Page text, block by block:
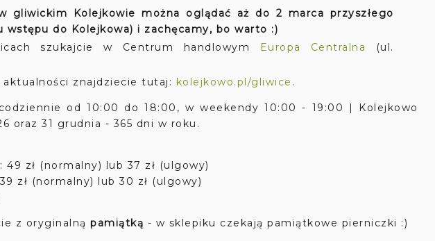
gliwickim Kolejkowie można oglądać aż do 2 marca przyszłego
do Kolejkowa) i zachęcamy, bo warto :)
szukajcie w Centrum handlowym
Europa Centralna
(ul.
znajdziecie tutaj: kolejkowo.pl/gliwice .
od 10:00 do 18:00, w weekendy 10:00 - 19:00 | Kolejkowo
oraz 31 grudnia - 365 dni w roku.
zł (normalny) lub 37 zł (ulgowy)
zł (normalny) lub 30 zł (ulgowy)
z oryginalną pamiątką - w sklepiku czekają pamiątkowe pierniczki :)